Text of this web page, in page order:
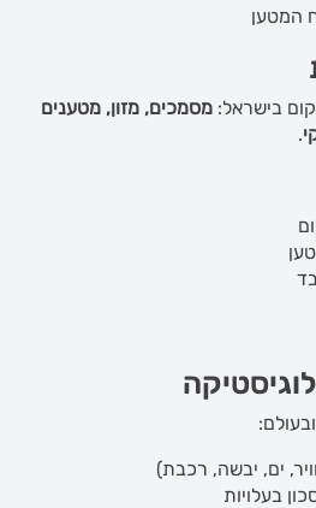
המטען
בישראל: מסמכים, מזון, מטענים
.
ים, יבשה, רכבת)
בעלויות